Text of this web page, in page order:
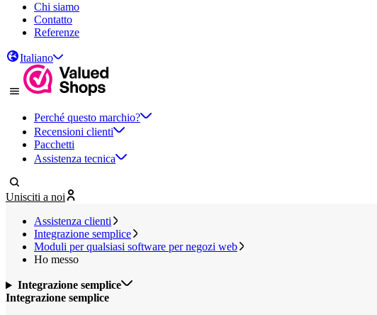
Chi siamo
Contatto
Referenze
Italiano
Perché questo marchio?
Recensioni clienti
Pacchetti
Assistenza tecnica
Unisciti a noi
Assistenza clienti
Integrazione semplice
Moduli per qualsiasi software per negozi web
Ho messo
Integrazione semplice
Integrazione semplice